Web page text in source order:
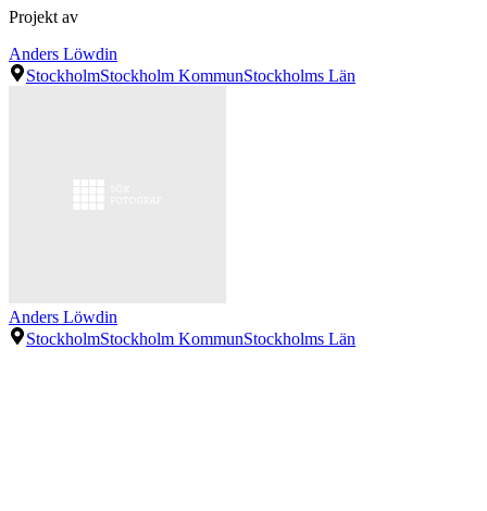
Projekt av
Anders Löwdin
StockholmStockholm KommunStockholms Län
Anders Löwdin
StockholmStockholm KommunStockholms Län